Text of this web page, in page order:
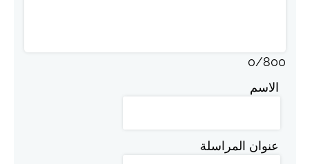
0/800
الاسم
عنوان المراسلة